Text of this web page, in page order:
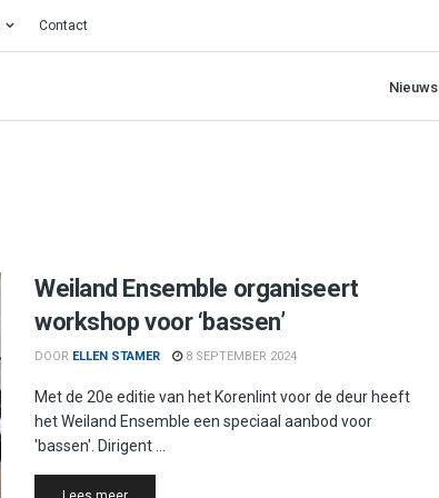
Contact
Nieuws
Weiland Ensemble organiseert
workshop voor ‘bassen’
DOOR ELLEN STAMER 8 SEPTEMBER 2024
Met de 20e editie van het Korenlint voor de deur heeft
het Weiland Ensemble een speciaal aanbod voor
'bassen'. Dirigent ...
Details